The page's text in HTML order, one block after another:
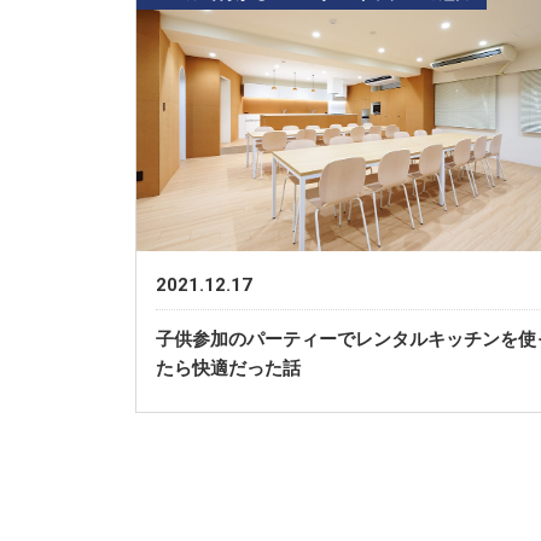
2021.12.17
子供参加のパーティーでレンタルキッチンを使
たら快適だった話